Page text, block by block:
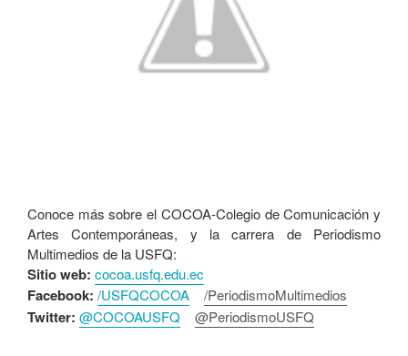
Conoce más sobre el COCOA-Colegio de Comunicación y
Artes Contemporáneas, y la carrera de Periodismo
Multimedios de la USFQ:
Sitio web: cocoa.usfq.edu.ec
Facebook: /USFQCOCOA /PeriodismoMultimedios
Twitter: @COCOAUSFQ @PeriodismoUSFQ